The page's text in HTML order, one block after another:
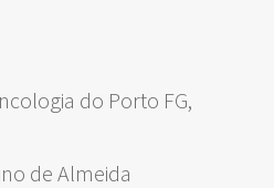
do Porto FG,
de Almeida